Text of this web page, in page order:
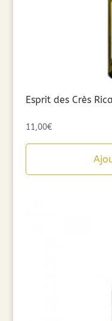
Esprit des Crès
11,00€